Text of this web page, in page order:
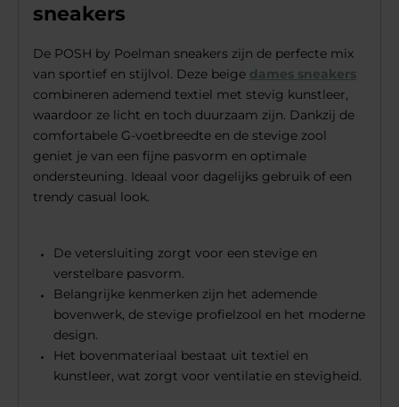
sneakers
De POSH by Poelman sneakers zijn de perfecte mix
van sportief en stijlvol. Deze beige dames sneakers
combineren ademend textiel met stevig kunstleer,
waardoor ze licht en toch duurzaam zijn. Dankzij de
comfortabele G-voetbreedte en de stevige zool
geniet je van een fijne pasvorm en optimale
ondersteuning. Ideaal voor dagelijks gebruik of een
trendy casual look.
De vetersluiting zorgt voor een stevige en
verstelbare pasvorm.
Belangrijke kenmerken zijn het ademende
bovenwerk, de stevige profielzool en het moderne
design.
Het bovenmateriaal bestaat uit textiel en
kunstleer, wat zorgt voor ventilatie en stevigheid.